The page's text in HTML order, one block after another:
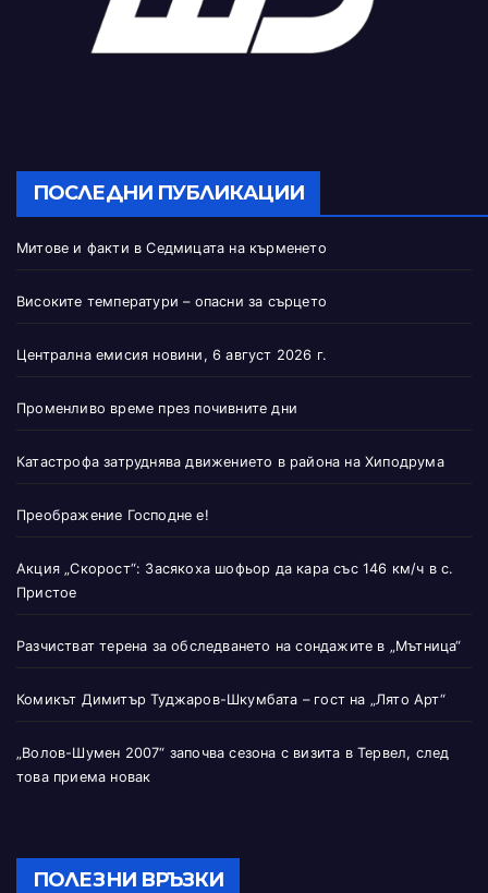
ПОСЛЕДНИ ПУБЛИКАЦИИ
Митове и факти в Седмицата на кърменето
Високите температури – опасни за сърцето
Централна емисия новини, 6 август 2026 г.
Променливо време през почивните дни
Катастрофа затруднява движението в района на Хиподрума
Преображение Господне е!
Акция „Скорост“: Засякоха шофьор да кара със 146 км/ч в с.
Пристое
Разчистват терена за обследването на сондажите в „Мътница“
Комикът Димитър Туджаров-Шкумбата – гост на „Лято Арт“
„Волов-Шумен 2007“ започва сезона с визита в Тервел, след
това приема новак
ПОЛЕЗНИ ВРЪЗКИ